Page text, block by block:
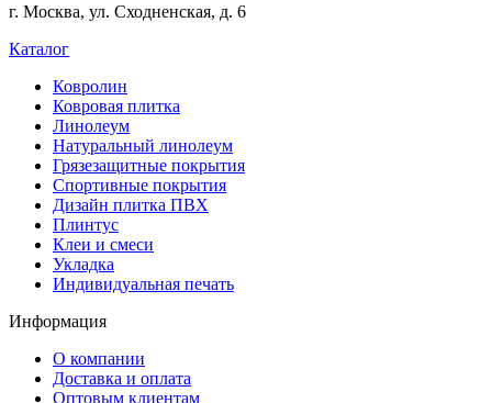
online
offering
wide
range
games
features.
г. Москва, ул. Сходненская, д. 6
Каталог
Ковролин
Ковровая плитка
Линолеум
Натуральный линолеум
Грязезащитные покрытия
Спортивные покрытия
Дизайн плитка ПВХ
Плинтус
Клеи и смеси
Укладка
Индивидуальная печать
Информация
О компании
Доставка и оплата
Оптовым клиентам